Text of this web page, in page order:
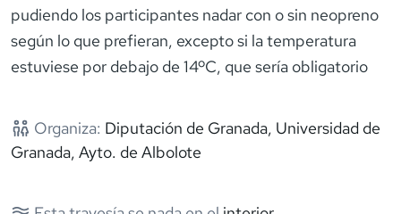
pudiendo los participantes nadar con o sin neopreno
según lo que prefieran, excepto si la temperatura
estuviese por debajo de 14ºC, que sería obligatorio
Organiza: Diputación de Granada, Universidad de
Granada, Ayto. de Albolote